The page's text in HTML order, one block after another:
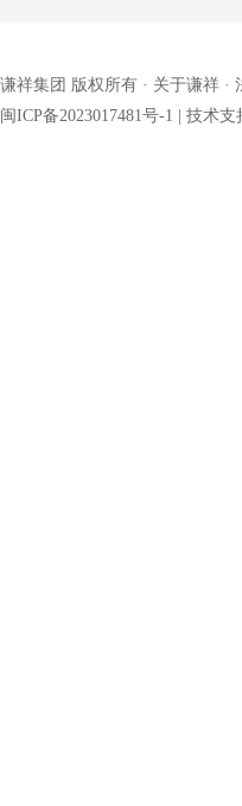
谦祥集团 版权所有 · 关于谦祥 ·
闽ICP备2023017481号-1 | 技术支